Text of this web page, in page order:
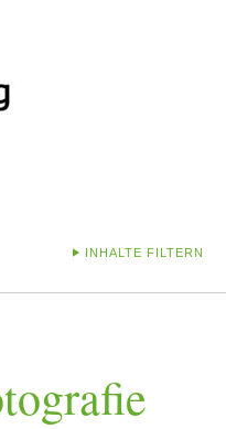
INHALTE FILTERN